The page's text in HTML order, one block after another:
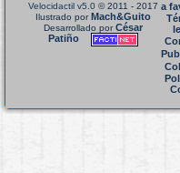
Velocidactil v5.0 © 2011 - 2017
Ilustrado porMach&Guito
Desarrollado porCésar
Patiño
a